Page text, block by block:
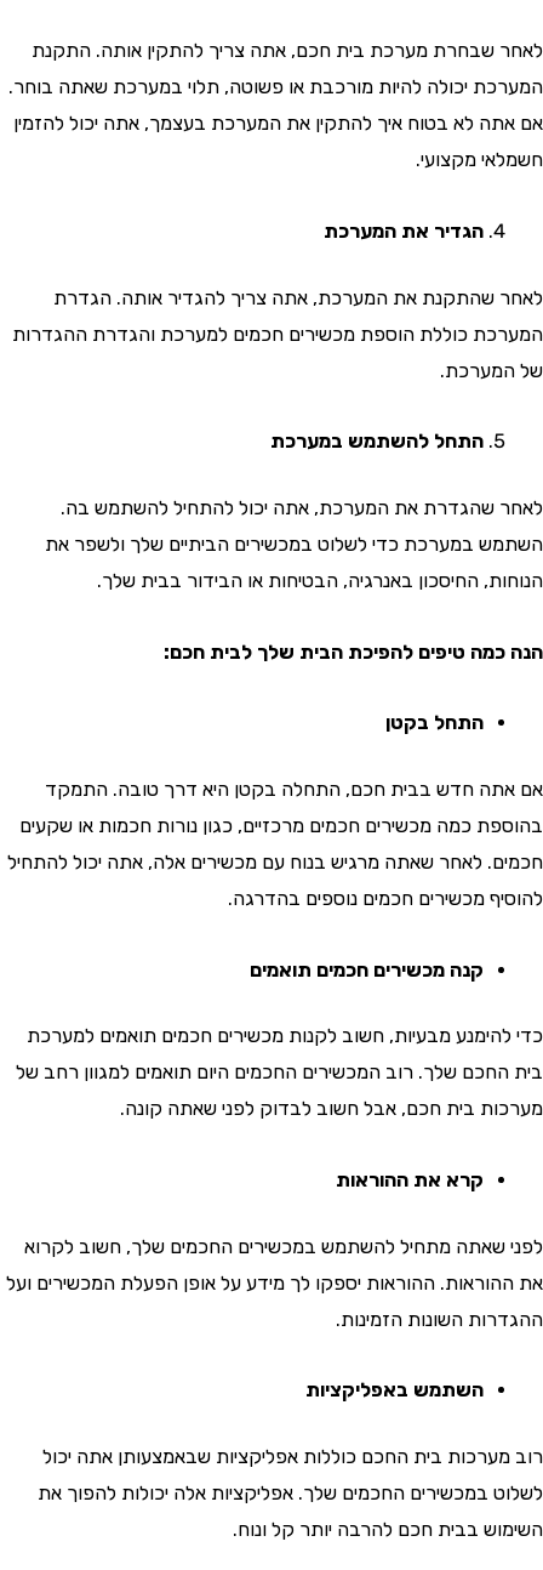
שבחרת מערכת בית חכם, אתה צריך להתקין אותה. התקנת
יכולה להיות מורכבת או פשוטה, תלוי במערכת שאתה בוחר.
לא בטוח איך להתקין את המערכת בעצמך, אתה יכול להזמין
מקצועי.
הגדיר את המערכת
שהתקנת את המערכת, אתה צריך להגדיר אותה. הגדרת
כוללת הוספת מכשירים חכמים למערכת והגדרת ההגדרות
התחל להשתמש במערכת
שהגדרת את המערכת, אתה יכול להתחיל להשתמש בה.
במערכת כדי לשלוט במכשירים הביתיים שלך ולשפר את
החיסכון באנרגיה, הבטיחות או הבידור בבית שלך.
טיפים להפיכת הבית שלך לבית חכם:
התחל בקטן
חדש בבית חכם, התחלה בקטן היא דרך טובה. התמקד
כמה מכשירים חכמים מרכזיים, כגון נורות חכמות או שקעים
לאחר שאתה מרגיש בנוח עם מכשירים אלה, אתה יכול להתחיל
מכשירים חכמים נוספים בהדרגה.
קנה מכשירים חכמים תואמים
מבעיות, חשוב לקנות מכשירים חכמים תואמים למערכת
שלך. רוב המכשירים החכמים היום תואמים למגוון רחב של
בית חכם, אבל חשוב לבדוק לפני שאתה קונה.
קרא את ההוראות
שאתה מתחיל להשתמש במכשירים החכמים שלך, חשוב לקרוא
ההוראות יספקו לך מידע על אופן הפעלת המכשירים ועל
השונות הזמינות.
השתמש באפליקציות
בית החכם כוללות אפליקציות שבאמצעותן אתה יכול
במכשירים החכמים שלך. אפליקציות אלה יכולות להפוך את
בבית חכם להרבה יותר קל ונוח.